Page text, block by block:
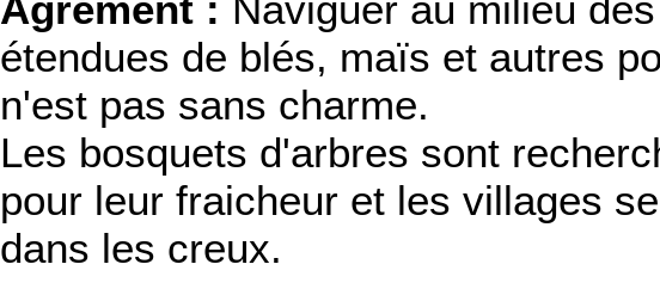
étendues de blés, maïs et autres
n'est pas sans charme.
Les bosquets d'arbres sont
pour leur fraicheur et les villages
dans les creux.